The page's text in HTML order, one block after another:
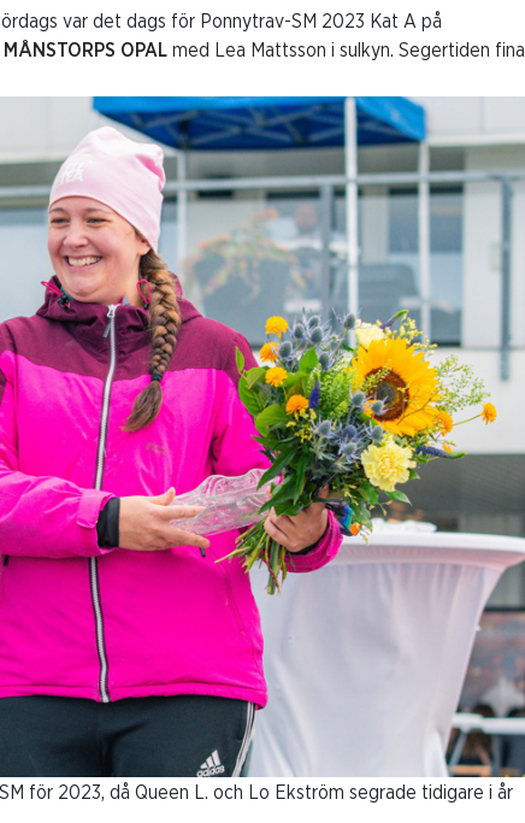
var det dags för Ponnytrav-SM 2023 Kat A på
MÅNSTORPS OPAL med Lea Mattsson i sulkyn. Segertiden fina
för 2023, då Queen L. och Lo Ekström segrade tidigare i år